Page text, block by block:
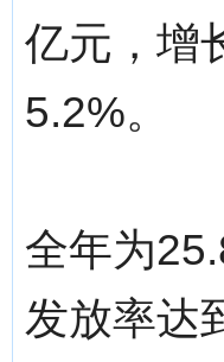
亿元，增
5.2%。
全年为
发放率达